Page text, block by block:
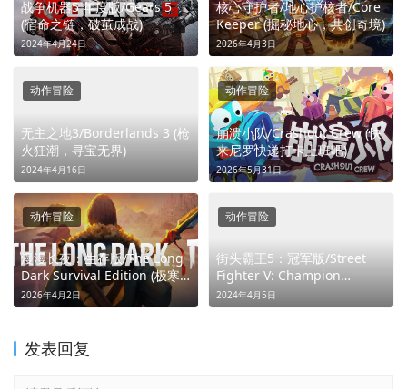
战争机器5 年度版/Gears 5
(宿命之链，破茧成战)
2024年4月24日
核心守护者/地心护核者/Core
Keeper (掘秘地心，共创奇境)
2026年4月3日
无主之地3/Borderlands 3 (枪
火狂潮，寻宝无界)
2024年4月16日
动作冒险
崩溃小队/Crashout Crew (快
来尼罗快递打卡上班吧)
2026年5月31日
动作冒险
漫漫长夜：生存版/The Long
Dark Survival Edition (极寒
荒野孤独求生之旅)
2026年4月2日
动作冒险
街头霸王5：冠军版/Street
Fighter V: Champion
Edition (格斗新生，易如反掌)
2024年4月5日
动作冒险
发表回复